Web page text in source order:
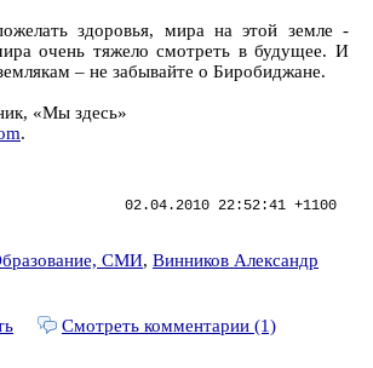
здоровья, мира на этой земле -
очень тяжело смотреть в будущее. И
– не забывайте о Биробиджане.
«Мы здесь»
.
02.04.2010 22:52:41 +1100
СМИ, Винников Александр
Смотреть комментарии (1)